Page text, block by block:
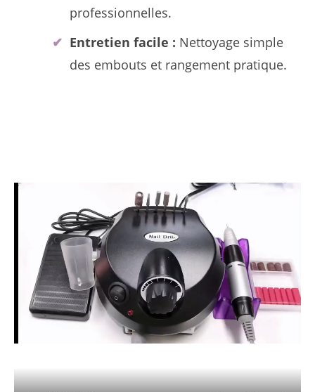
professionnelles.
Entretien facile : Nettoyage simple
des embouts et rangement pratique.